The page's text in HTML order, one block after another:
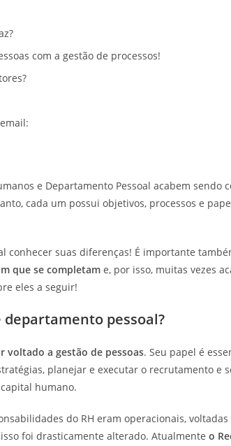
com a gestão de processos!
e Departamento Pessoal acabem sendo
cada um possui objetivos, processos e
conhecer suas diferenças! É importante
que se completam e, por isso, muitas vezes
eles a seguir!
pessoal?
voltado a gestão de pessoas. Seu papel é
planejar e executar o recrutamento e
humano.
do RH eram operacionais,
foi drasticamente alterado. Atualmente o